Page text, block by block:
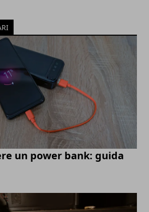
un power bank: guida